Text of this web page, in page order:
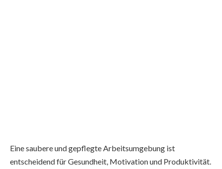
Eine saubere und gepflegte Arbeitsumgebung ist
entscheidend für Gesundheit, Motivation und Produktivität.